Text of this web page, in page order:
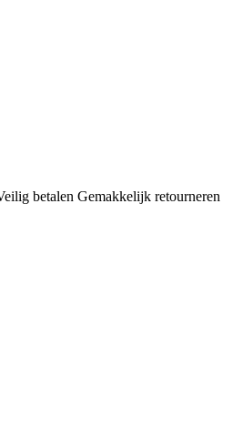
betalen Gemakkelijk retourneren